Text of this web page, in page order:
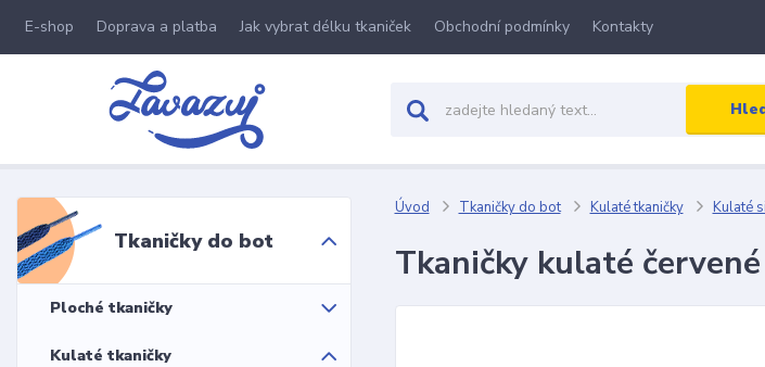
E-shop Doprava a platba Jak vybrat délku tkaniček Obchodní podmínky Kontakty
Tkaničky do bot
Ploché tkaničky
Kulaté tkaničky
Úvod Tkaničky do bot Kulaté tkaničky Kulaté
Tkaničky kulaté